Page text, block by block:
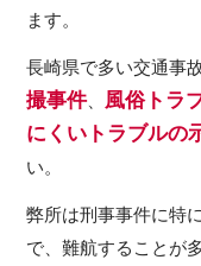
ます。
長崎県で多い交通事
撮事件、 風俗トラ
にくいトラブルの
い。
弊所は刑事事件に特
で、難航することが